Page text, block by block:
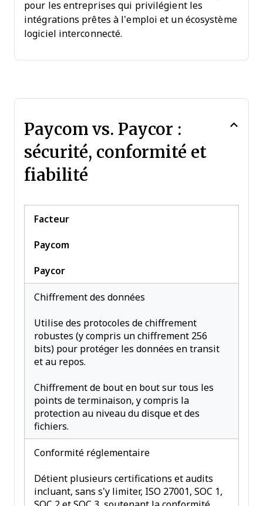
pour les entreprises qui privilégient les
intégrations prêtes à l’emploi et un écosystème
logiciel interconnecté.
Paycom vs. Paycor :
sécurité, conformité et
fiabilité
Facteur
Paycom
Paycor
Chiffrement des données
Utilise des protocoles de chiffrement
robustes (y compris un chiffrement 256
bits) pour protéger les données en transit
et au repos.
Chiffrement de bout en bout sur tous les
points de terminaison, y compris la
protection au niveau du disque et des
fichiers.
Conformité réglementaire
Détient plusieurs certifications et audits
incluant, sans s’y limiter, ISO 27001, SOC 1,